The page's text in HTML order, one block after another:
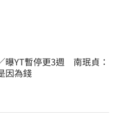
曝YT暫停更3週　南珉貞：
因為錢